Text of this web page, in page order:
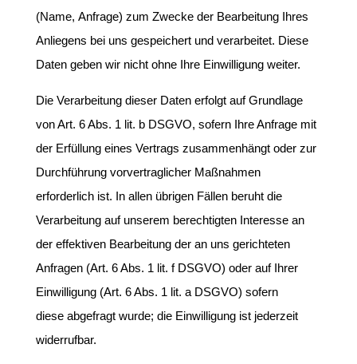
(Name, Anfrage) zum Zwecke der Bearbeitung Ihres
Anliegens bei uns gespeichert und verarbeitet. Diese
Daten geben wir nicht ohne Ihre Einwilligung weiter.
Die Verarbeitung dieser Daten erfolgt auf Grundlage
von Art. 6 Abs. 1 lit. b DSGVO, sofern Ihre Anfrage mit
der Erfüllung eines Vertrags zusammenhängt oder zur
Durchführung vorvertraglicher Maßnahmen
erforderlich ist. In allen übrigen Fällen beruht die
Verarbeitung auf unserem berechtigten Interesse an
der effektiven Bearbeitung der an uns gerichteten
Anfragen (Art. 6 Abs. 1 lit. f DSGVO) oder auf Ihrer
Einwilligung (Art. 6 Abs. 1 lit. a DSGVO) sofern
diese abgefragt wurde; die Einwilligung ist jederzeit
widerrufbar.